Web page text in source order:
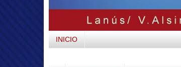
INICIO